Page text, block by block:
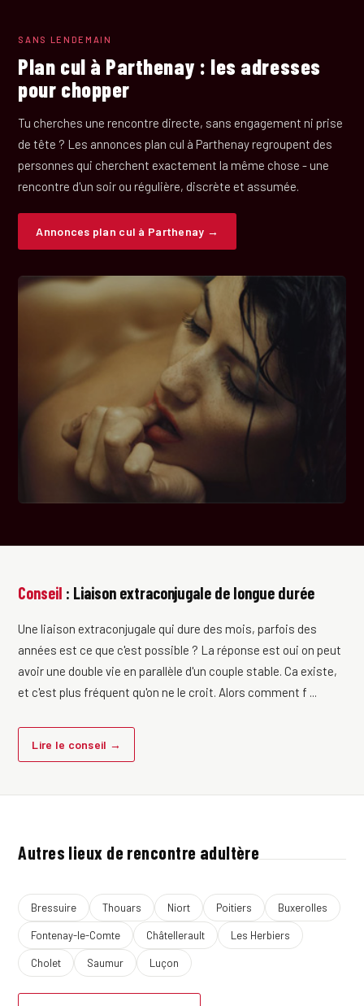
SANS LENDEMAIN
Plan cul à Parthenay : les adresses
pour chopper
Tu cherches une rencontre directe, sans engagement ni prise
de tête ? Les annonces plan cul à Parthenay regroupent des
personnes qui cherchent exactement la même chose - une
rencontre d'un soir ou régulière, discrète et assumée.
Annonces plan cul à Parthenay →
Conseil : Liaison extraconjugale de longue durée
Une liaison extraconjugale qui dure des mois, parfois des
années est ce que c'est possible ? La réponse est oui on peut
avoir une double vie en parallèle d'un couple stable. Ca existe,
et c'est plus fréquent qu'on ne le croit. Alors comment f ...
Lire le conseil →
Autres lieux de rencontre adultère
Bressuire Thouars Niort Poitiers Buxerolles
Fontenay-le-Comte Châtellerault Les Herbiers
Cholet Saumur Luçon